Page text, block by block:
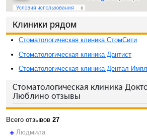
Клиники рядом
Стоматологическая клиника СтомСити
Стоматологическая клиника Дантист
Стоматологическая клиника Дентал
Стоматологическая клиника
Люблино отзывы
Всего отзывов 27
+ Людмила